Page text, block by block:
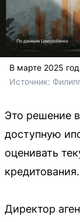
В марте 2025
Источник:
Это решение
доступную
оценивать
кредитования.
Директор